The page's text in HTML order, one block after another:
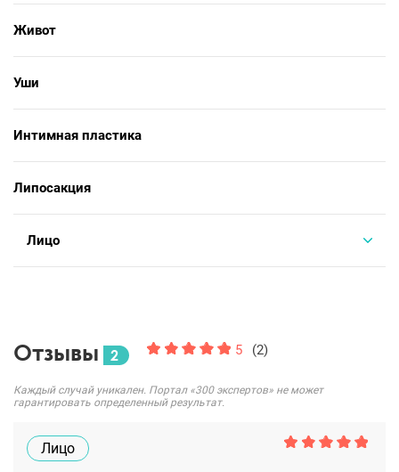
Живот
Уши
Интимная пластика
Липосакция
Лицо
Отзывы 2 5 (2)
Каждый случай уникален. Портал «300 экспертов» не может
гарантировать определенный результат.
Лицо